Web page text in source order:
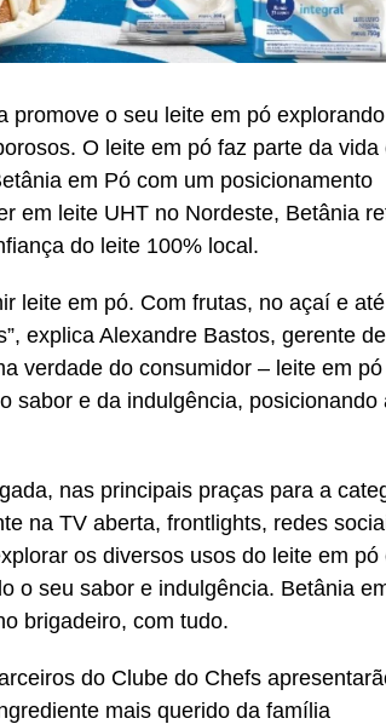
promove o seu leite em pó explorando
O leite em pó faz parte da vida
em Pó com um posicionamento
em leite UHT no Nordeste, Betânia
do leite 100% local.
leite em pó. Com frutas, no açaí e até
explica Alexandre Bastos, gerente de
verdade do consumidor – leite em pó
sabor e da indulgência, posicionando
nas principais praças para a
na TV aberta, frontlights, redes
os diversos usos do leite em pó
o seu sabor e indulgência. Betânia
brigadeiro, com tudo.
do Clube do Chefs
mais querido da família